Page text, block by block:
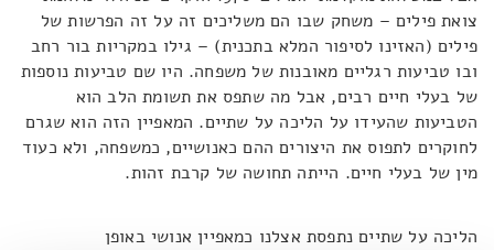
צואת פילים – משחק שבו הם משליכים זה על זה הפרשות של
פילים (האזינו לסיפור המלא בתכנית) – גילו במקריות בור רחב
ובו טביעות רגליים מאובנות של משפחה. היו שם טביעות נוספות
של בעלי חיים רבים, אבל מה שתפס את תשומת הלב הוא
הטביעות שהעידו על הליכה על שתיים. המאפיין הזה הוא שגרם
לחוקרים לתפוס את היצורים ההם כאנושיים, כמשפחה, ולא כעוד
מין של בעלי חיים. הייתה תחושה של קרבת זהות.
הליכה על שתיים נתפסת אצלנו כמאפיין אנושי באופן